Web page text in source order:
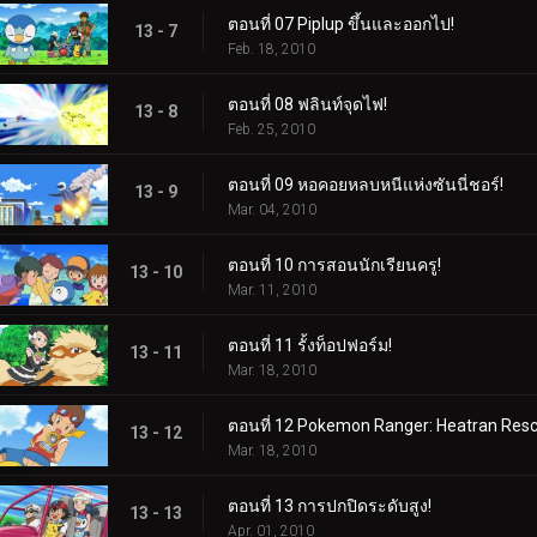
13 - 7 ตอนที่ 07 Piplup ขึ้นและออกไป!
Feb. 18, 2010
13 - 8 ตอนที่ 08 ฟลินท์จุดไฟ!
Feb. 25, 2010
13 - 9 ตอนที่ 09 หอคอยหลบหนีแห่งซันนี่ชอร์!
Mar. 04, 2010
13 - 10 ตอนที่ 10 การสอนนักเรียนครู!
Mar. 11, 2010
13 - 11 ตอนที่ 11 รั้งท็อปฟอร์ม!
Mar. 18, 2010
13 - 12 ตอนที่ 12 Pokemon Ranger: Heatran
Mar. 18, 2010
13 - 13 ตอนที่ 13 การปกปิดระดับสูง!
Apr. 01, 2010